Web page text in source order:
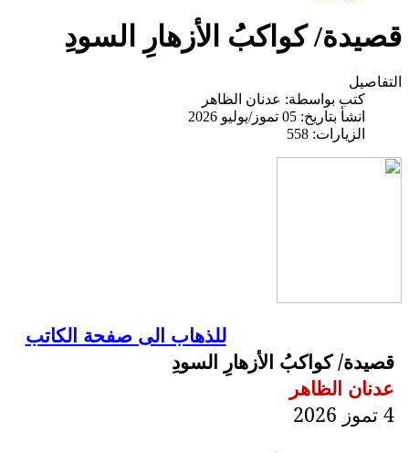
قصيدة/ كواكبُ الأزهارِ السودِ
التفاصيل
كتب بواسطة: عدنان الظاهر
انشأ بتاريخ: 05 تموز/يوليو 2026
الزيارات: 558
للذهاب الى صفحة الكاتب
قصيدة/ كواكبُ الأزهارِ السودِ
عدنان الظاهر
4 تموز 2026